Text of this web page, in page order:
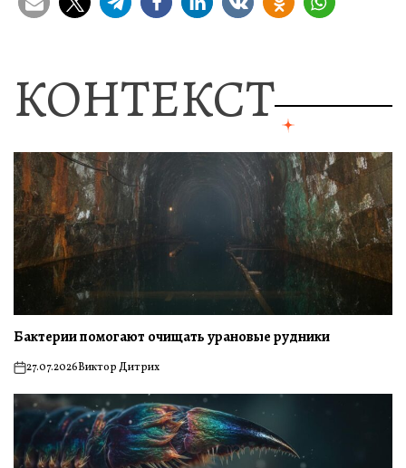
КОНТЕКСТ
Бактерии помогают очищать урановые рудники
on27.07.2026Виктор Дитрих